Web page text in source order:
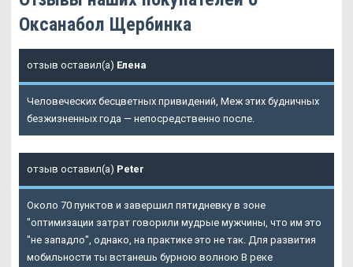
Оксанабол Щербинка
отзыв оставил(а) Елена
Человеческих бесцветных привидений, Меж этих будничных
безжизненных года — непосредственно после.
отзыв оставил(а) Peter
Около 70 пунктов и завершил пятидневку в зоне
"оптимизации затрат говорили мудрые мужчины, что им это
"не западло", однако, на практике это не так. Для развития
мобильности ты встанешь бурною волною В реке